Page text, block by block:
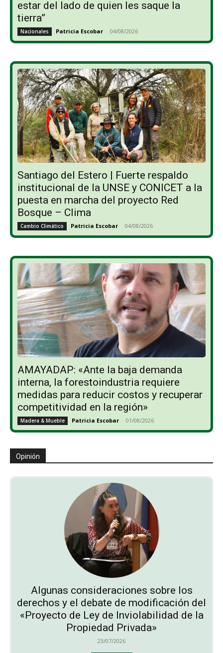
estar del lado de quien les saque la
tierra”
Nacionales Patricia Escobar - 04/08/2026
Santiago del Estero | Fuerte respaldo
institucional de la UNSE y CONICET a la
puesta en marcha del proyecto Red
Bosque – Clima
Cambio Climático Patricia Escobar - 04/08/2026
AMAYADAP: «Ante la baja demanda
interna, la forestoindustria requiere
medidas para reducir costos y recuperar
competitividad en la región»
Madera & Mueble Patricia Escobar - 01/08/2026
Opinión
Algunas consideraciones sobre los
derechos y el debate de modificación del
«Proyecto de Ley de Inviolabilidad de la
Propiedad Privada»
23/07/2026